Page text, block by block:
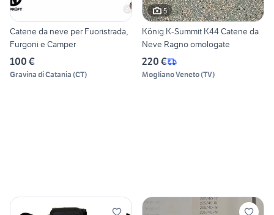
Catene da neve per Fuoristrada,
Furgoni e Camper
100 €
Gravina di Catania (CT)
5
König K-Summit K44 Catene da
Neve Ragno omologate
220 €
Mogliano Veneto(TV)